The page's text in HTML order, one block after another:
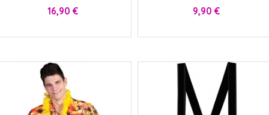
Prix
16,90 € Prix
9,90 €